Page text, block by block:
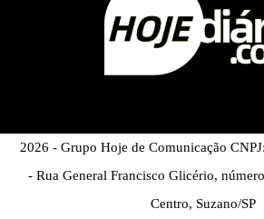
2026 - Grupo Hoje de Comunicação
- Rua General Francisco Glicério,
Centro, Suzano/SP